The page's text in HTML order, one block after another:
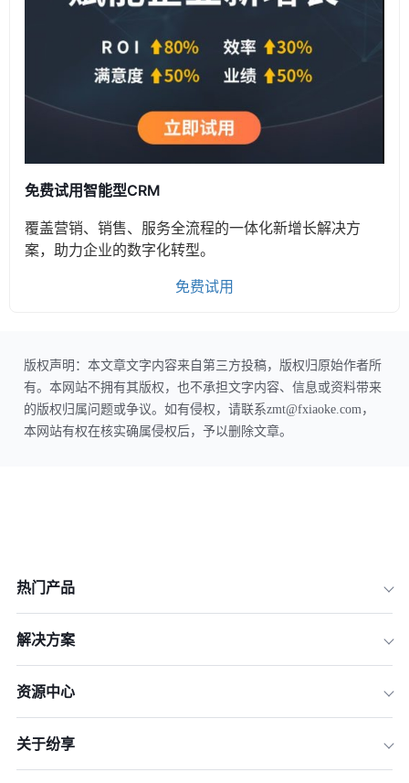
免费试用智能型CRM
覆盖营销、销售、服务全流程的一体化新增长解决方
案，助力企业的数字化转型。
免费试用
版权声明：本文章文字内容来自第三方投稿，版权归原始作者所
有。本网站不拥有其版权，也不承担文字内容、信息或资料带来
的版权归属问题或争议。如有侵权，请联系zmt@fxiaoke.com，
本网站有权在核实确属侵权后，予以删除文章。
热门产品
解决方案
资源中心
关于纷享